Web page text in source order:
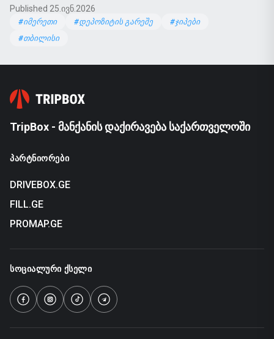
Published 25.ივნ.2026
#იმერეთი #დეპოზიტის გარეშე
#ჯიპები
#თბილისი
TripBox - მანქანის დაქირავება საქართველოში
ᲞᲐᲠᲢᲜᲘᲝᲠᲔᲑᲘ
DRIVEBOX.GE
FILL.GE
PROMAP.GE
ᲡᲝᲪᲘᲐᲚᲣᲠᲘ ᲥᲡᲔᲚᲘ